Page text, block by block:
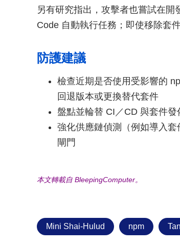
另有研究指出，攻擊者也嘗試在
Code 自動執行任務；即使移除套
防護建議
檢查近期是否使用受影響的
回退版本或更換替代套件
盤點並輪替 CI／CD 與套件
強化供應鏈偵測（例如導入
閘門
本文轉載自 BleepingComputer。
Mini Shai-Hulud npm